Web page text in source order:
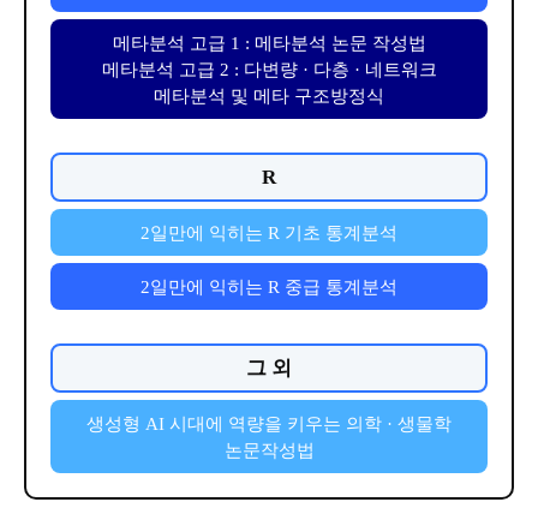
메타분석 고급 1 : 메타분석 논문 작성법
메타분석 고급 2 : 다변량 · 다층 · 네트워크
메타분석 및 메타 구조방정식
R
2일만에 익히는 R 기초 통계분석
2일만에 익히는 R 중급 통계분석
그 외
생성형 AI 시대에 역량을 키우는 의학 · 생물학
논문작성법